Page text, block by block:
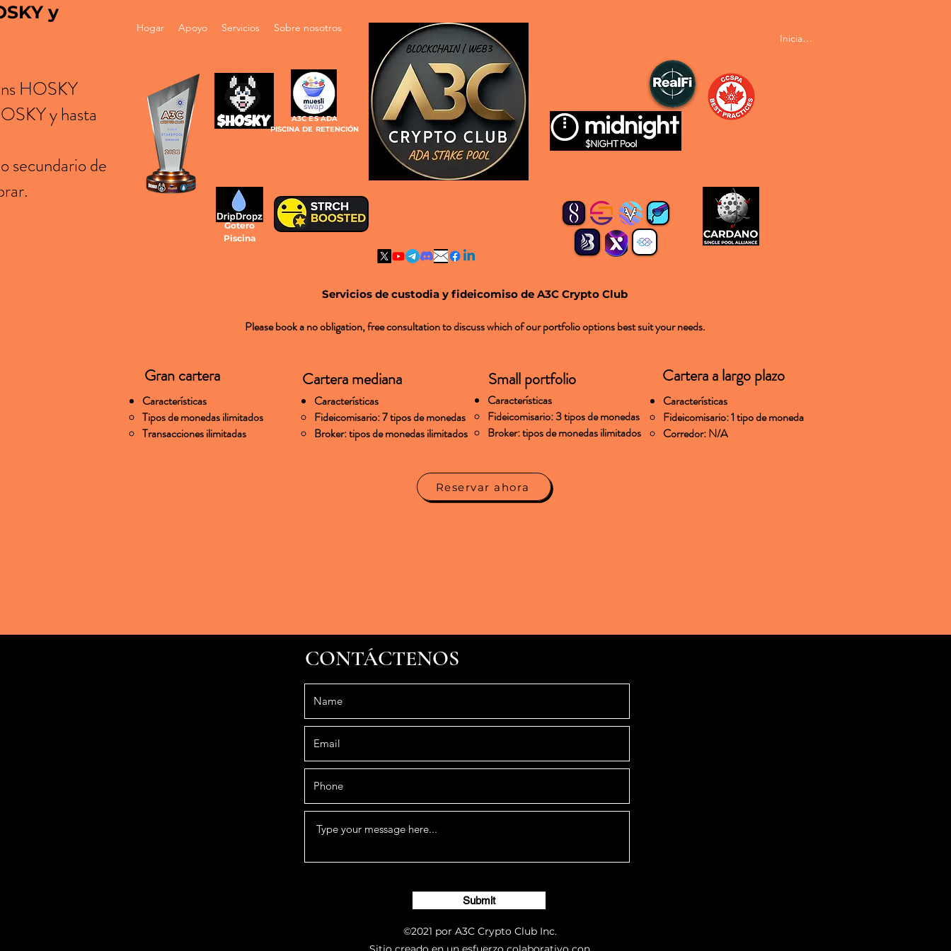
Iniciar sesión
Gotero
Piscina
A3C ES ADA
PISCINA DE RETENCIÓN
y
HOSKY
y hasta
secundario de
Hogar Apoyo Servicios Sobre nosotros
Servicios de custodia y fideicomiso de A3C Crypto Club
Please book a no obligation, free consultation to discuss which of our portfolio options best suit your needs.
Gran cartera
Características
Tipos de monedas ilimitados
Transacciones ilimitadas
Cartera mediana
Características
Fideicomisario: 7 tipos de monedas
Broker: tipos de monedas ilimitados
Small portfolio
Características
Fideicomisario: 3 tipos de monedas
Broker: tipos de monedas ilimitados
Cartera a largo plazo
Características
Fideicomisario: 1 tipo de moneda
Corredor: N/A
Reservar ahora
CONTÁCTENOS
Submit
©2021 por A3C Crypto Club Inc.